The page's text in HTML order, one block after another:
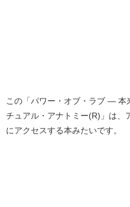
この「パワー・オブ・ラブ ― 本
チュアル・アナトミー(R)」は、
にアクセスする本みたいです。